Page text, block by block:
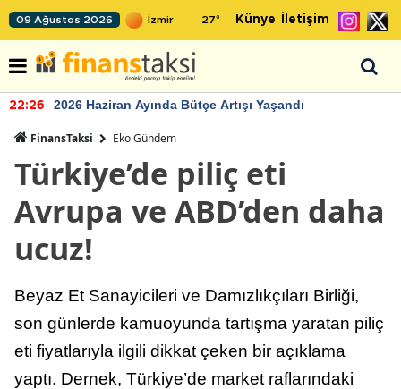
09 Ağustos 2026 27° Künye İletişim
22:26 2026 Haziran Ayında Bütçe Artışı Yaşandı
FinansTaksi Eko Gündem
Türkiye’de piliç eti
Avrupa ve ABD’den daha
ucuz!
Beyaz Et Sanayicileri ve Damızlıkçıları Birliği,
son günlerde kamuoyunda tartışma yaratan piliç
eti fiyatlarıyla ilgili dikkat çeken bir açıklama
yaptı. Dernek, Türkiye’de market raflarındaki